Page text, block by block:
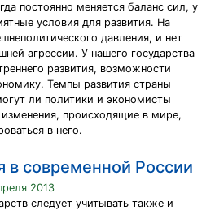
постоянно меняется баланс сил, у
условия для развития. На
давления, и нет
агрессии. У нашего государства
развития, возможности
Темпы развития страны
ли политики и экономисты
изменения, происходящие в мире,
в него.
в современной России
2013
следует учитывать также и